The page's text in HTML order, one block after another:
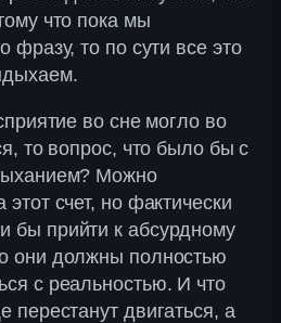
что пока мы
фразу, то по сути все это
во сне могло во
то вопрос, что было бы с
Можно
счет, но фактически
прийти к абсурдному
они должны полностью
с реальностью. И что
перестанут двигаться, а